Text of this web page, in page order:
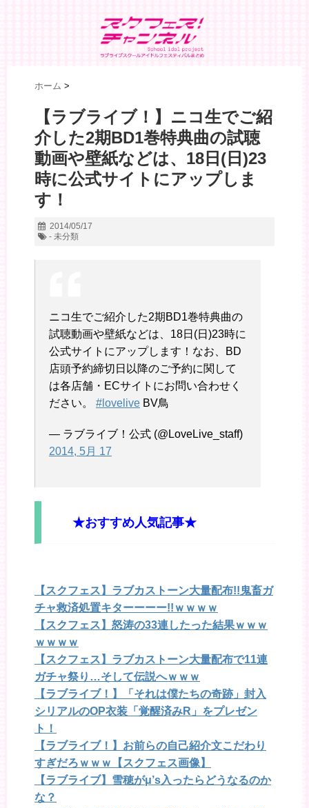
ホーム >
【ラブライブ！】ニコ生でご紹
介した2期BD1巻特典曲の試聴
動画や壁紙などは、18日(日)23
時に公式サイトにアップしま
す！
2014/05/17
- 未分類
ニコ生でご紹介した2期BD1巻特典曲の
試聴動画や壁紙などは、18日(日)23時に
公式サイトにアップします！なお、BD
店頭予約締切日以降のご予約に関して
は各店舗・ECサイトにお問い合わせく
ださい。 #lovelive BV鳥
— ラブライブ！公式 (@LoveLive_staff)
2014, 5月 17
★おすすめ人気記事★
【スクフェス】ラブカストーン大量配布!!鬼畜ガ
チャ救済処置キターーーー!!ｗｗｗｗ
【スクフェス】怒涛の33連したった結果ｗｗｗ
ｗｗｗｗ
【スクフェス】ラブカストーン大量配布で11連
ガチャ祭り…そして伝説へｗｗｗ
【ラブライブ！】「それは僕たちの奇跡」封入
シリアルのOP衣装「覚醒済みR」をプレゼン
ト！
【ラブライブ！】お前らの自己紹介文こだわり
すぎだろｗｗｗ【スクフェス画像】
【ラブライブ】雪穂がμ’s入ったらどうなるのか
な？